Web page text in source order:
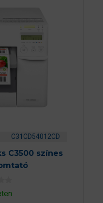
C31CD54012CD
C3500 színes